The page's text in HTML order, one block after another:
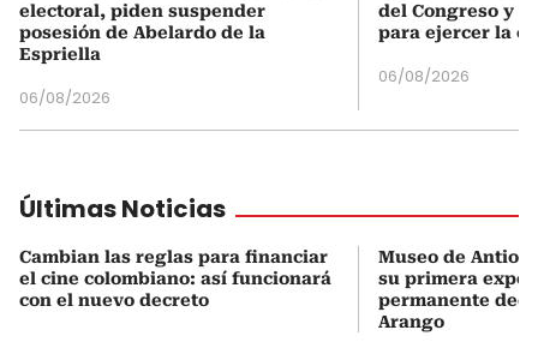
electoral, piden suspender
posesión de Abelardo de la
Espriella
06/08/2026
del Congreso y
para ejercer la
06/08/2026
Últimas Noticias
Cambian las reglas para financiar
el cine colombiano: así funcionará
con el nuevo decreto
Museo de
su primera
permanente
Arango